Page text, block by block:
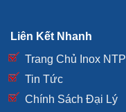
Liên Kết Nhanh
Trang Chủ Inox NTP
Tin Tức
Chính Sách Đại Lý